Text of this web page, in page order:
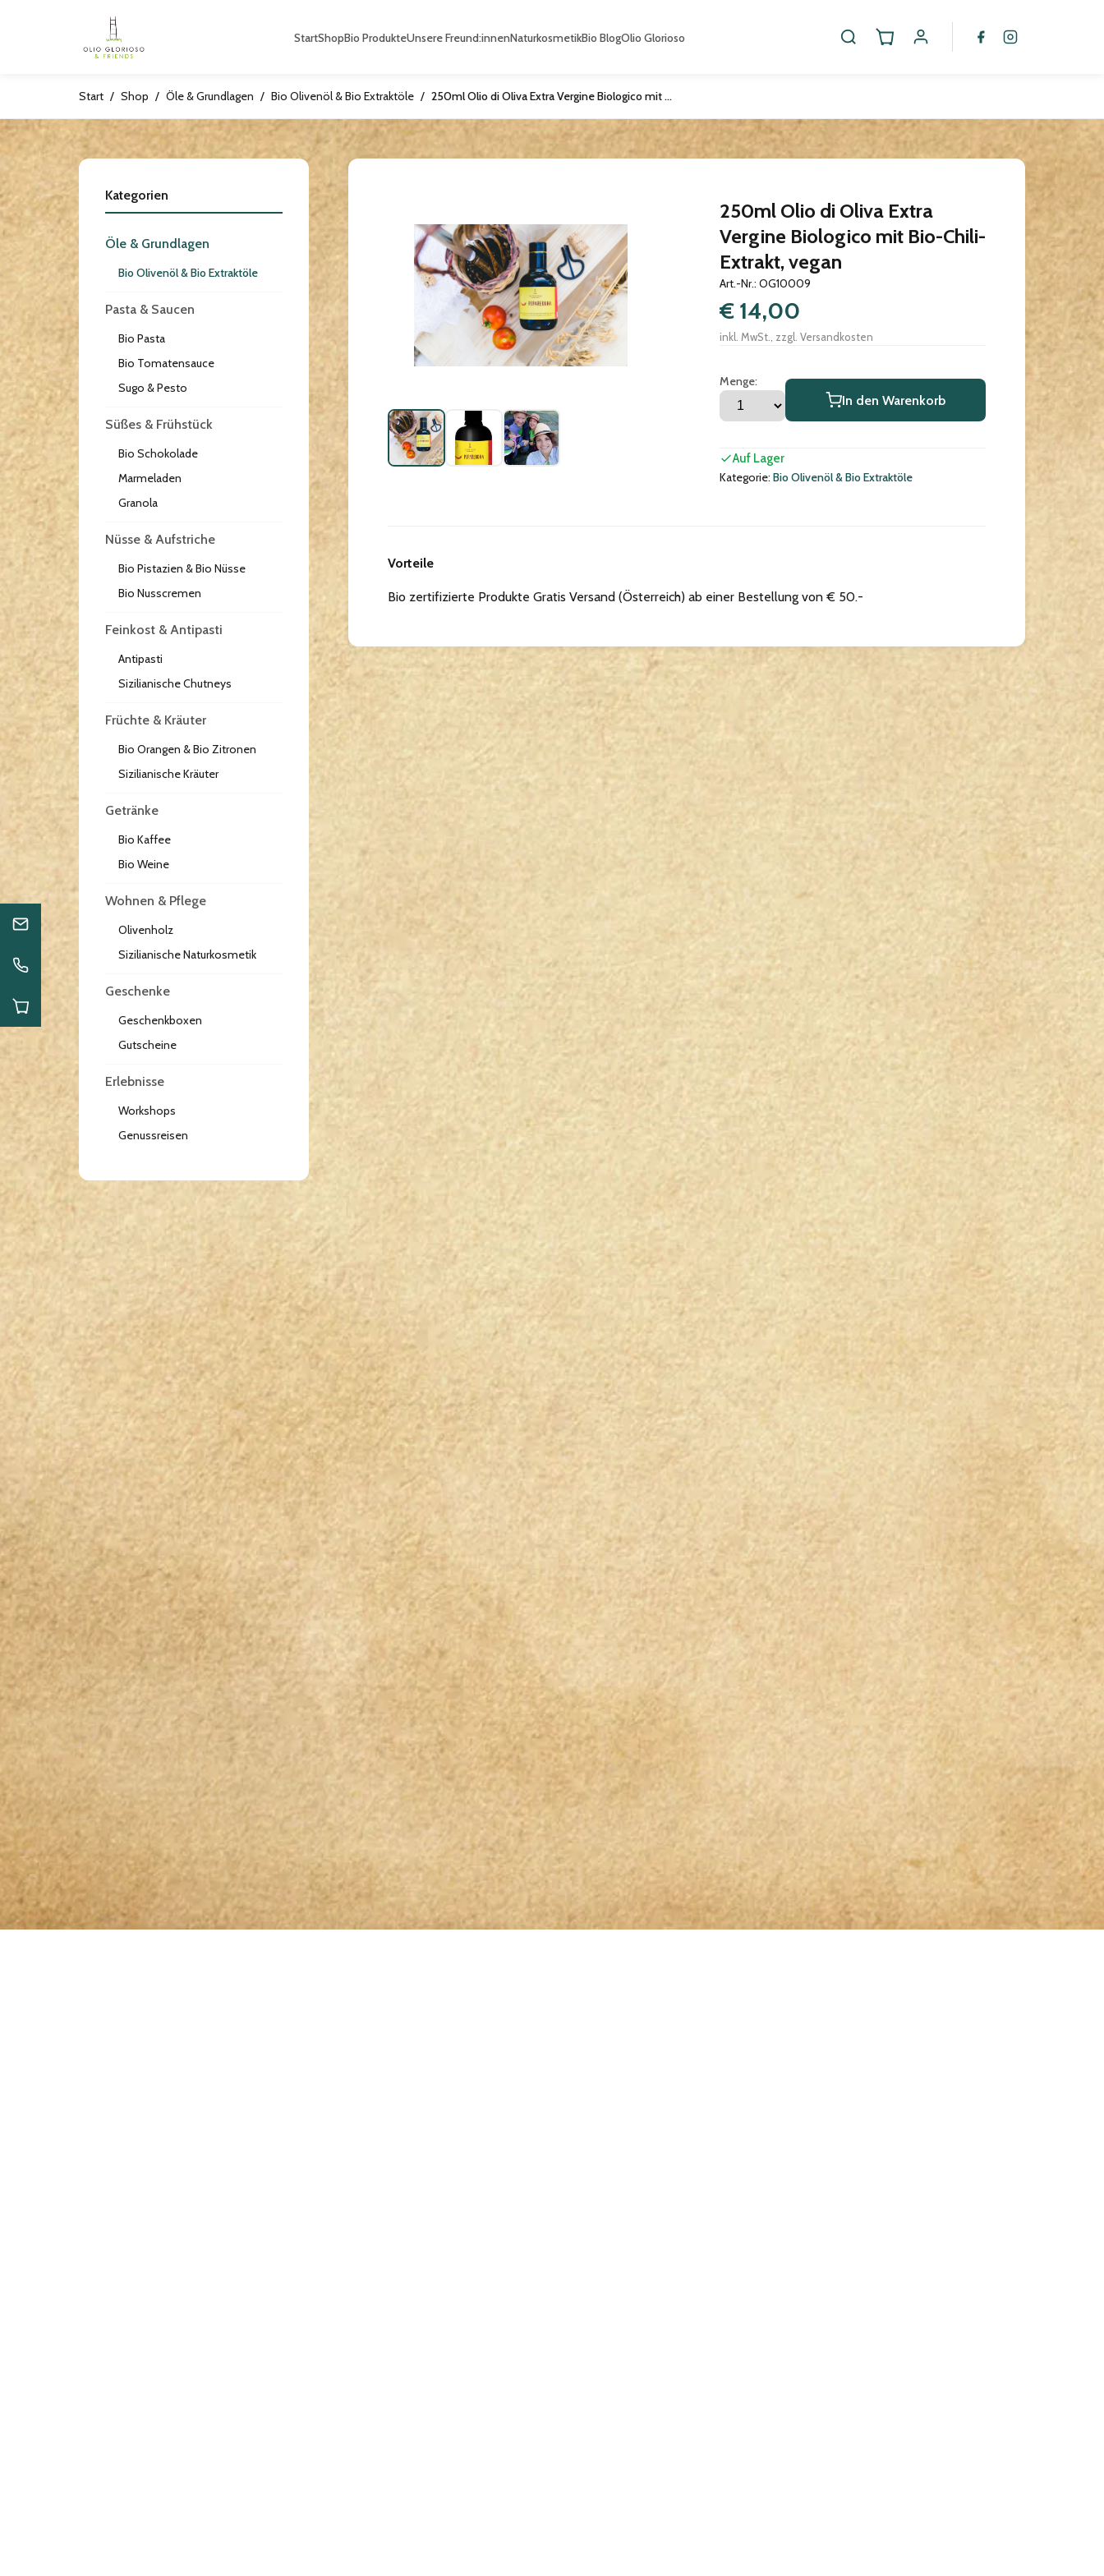
StartShopBio ProdukteUnsere Freund:innenNaturkosmetikBio BlogOlio Glorioso
Start / Shop / Öle & Grundlagen / Bio Olivenöl & Bio Extraktöle / 250ml Olio di Oliva Extra Vergine Biologico mit Bio-Chili-Extrakt, vegan
Kategorien
Öle & Grundlagen
Bio Olivenöl & Bio Extraktöle
Pasta & Saucen
Bio Pasta
Bio Tomatensauce
Sugo & Pesto
Süßes & Frühstück
Bio Schokolade
Marmeladen
Granola
Nüsse & Aufstriche
Bio Pistazien & Bio Nüsse
Bio Nusscremen
Feinkost & Antipasti
Antipasti
Sizilianische Chutneys
Früchte & Kräuter
Bio Orangen & Bio Zitronen
Sizilianische Kräuter
Getränke
Bio Kaffee
Bio Weine
Wohnen & Pflege
Olivenholz
Sizilianische Naturkosmetik
Geschenke
Geschenkboxen
Gutscheine
Erlebnisse
Workshops
Genussreisen
250ml Olio di Oliva Extra
Vergine Biologico mit Bio-Chili-
Extrakt, vegan
Art.-Nr.: OG10009
€ 14,00
inkl. MwSt., zzgl. Versandkosten
Menge:
In den Warenkorb
Auf Lager
Kategorie: Bio Olivenöl & Bio Extraktöle
Vorteile
Bio zertifizierte Produkte Gratis Versand (Österreich) ab einer Bestellung von € 50.-